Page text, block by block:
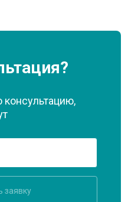
консультацию,
заявку